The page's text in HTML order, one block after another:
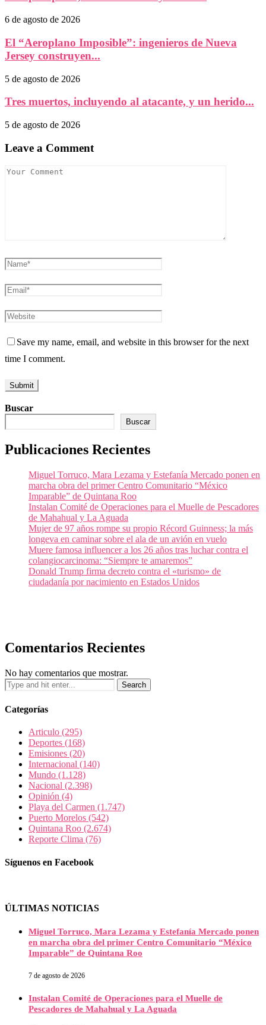
6 de agosto de 2026
El “Aeroplano Imposible”: ingenieros de Nueva
Jersey construyen...
5 de agosto de 2026
Tres muertos, incluyendo al atacante, y un herido...
5 de agosto de 2026
Leave a Comment
Save my name, email, and website in this browser for the next
time I comment.
Buscar
Buscar
Publicaciones Recientes
Miguel Torruco, Mara Lezama y Estefanía Mercado ponen en
marcha obra del primer Centro Comunitario “México
Imparable” de Quintana Roo
Instalan Comité de Operaciones para el Muelle de Pescadores
de Mahahual y La Aguada
Mujer de 97 años rompe su propio Récord Guinness; la más
longeva en caminar sobre el ala de un avión en vuelo
Muere famosa influencer a los 26 años tras luchar contra el
colangiocarcinoma: “Siempre te amaremos”
Donald Trump firma decreto contra el «turismo» de
ciudadanía por nacimiento en Estados Unidos
Comentarios Recientes
No hay comentarios que mostrar.
Categorías
Articulo (295)
Deportes (168)
Emisiones (20)
Internacional (140)
Mundo (1.128)
Nacional (2.398)
Opinión (4)
Playa del Carmen (1.747)
Puerto Morelos (542)
Quintana Roo (2.674)
Reporte Clima (76)
Síguenos en Facebook
ÚLTIMAS NOTICIAS
Miguel Torruco, Mara Lezama y Estefanía Mercado ponen
en marcha obra del primer Centro Comunitario “México
Imparable” de Quintana Roo
7 de agosto de 2026
Instalan Comité de Operaciones para el Muelle de
Pescadores de Mahahual y La Aguada